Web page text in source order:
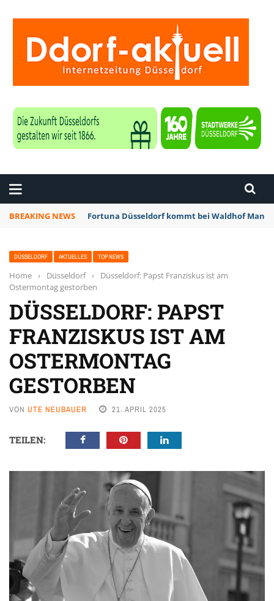
BREAKING NEWS Fortuna Düsseldorf kommt bei Waldhof
DÜSSELDORF AKTUELLES TOP NEWS
Home › Düsseldorf ›
Düsseldorf: Papst Franziskus ist am
Ostermontag gestorben
DÜSSELDORF: PAPST
FRANZISKUS IST AM
OSTERMONTAG
GESTORBEN
VON UTE NEUBAUER 21. APRIL 2025
TEILEN: